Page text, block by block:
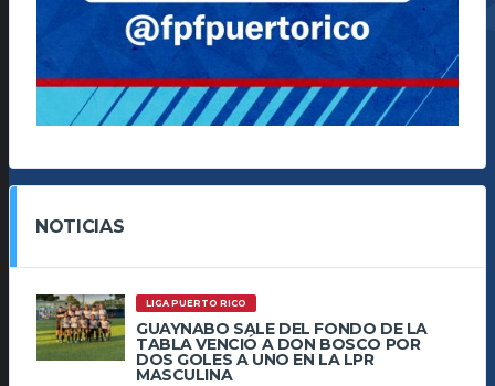
NOTICIAS
LIGA PUERTO RICO
GUAYNABO SALE DEL FONDO DE LA
TABLA VENCIÓ A DON BOSCO POR
DOS GOLES A UNO EN LA LPR
MASCULINA